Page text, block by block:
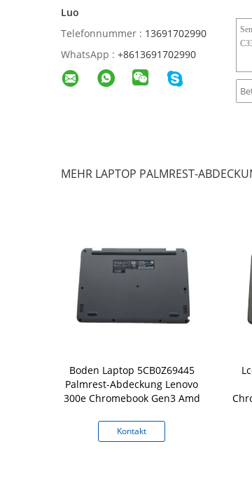
Luo
Telefonnummer : 13691702990
WhatsApp : +8613691702990
MEHR LAPTOP PALMREST-
Boden Laptop 5CB0Z69445
Palmrest-Abdeckung Lenovo
300e Chromebook Gen3 Amd
Kontakt